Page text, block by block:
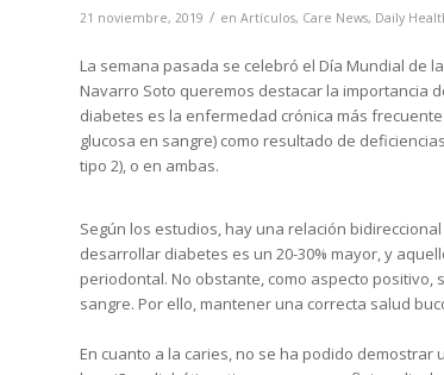
21 noviembre, 2019 / en Artículos, Care News, Daily
La semana pasada se celebró el Día Mundial de
Navarro Soto queremos destacar la importancia
diabetes es la enfermedad crónica más
glucosa en sangre) como resultado de
tipo 2), o en ambas.
Según los estudios, hay una relación
desarrollar diabetes es un 20-30% mayor, y
periodontal. No obstante, como aspecto
sangre. Por ello, mantener una correcta salud
En cuanto a la caries, no se ha podido